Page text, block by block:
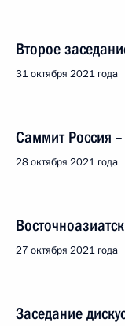
Второе
31 октября 2021 года
Саммит Россия
28 октября 2021 года
27 октября 2021 года
Заседание